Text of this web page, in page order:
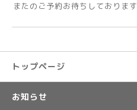
またのご予約お待ちしております
トップページ
お知らせ